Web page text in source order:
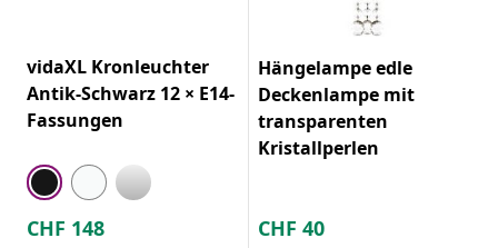
vidaXL Kronleuchter
Antik-Schwarz 12 × E14-
Fassungen
CHF 148
Hängelampe edle
Deckenlampe mit
transparenten
Kristallperlen
CHF 40